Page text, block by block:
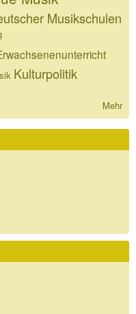
Musikschulen
Kulturpolitik
Mehr